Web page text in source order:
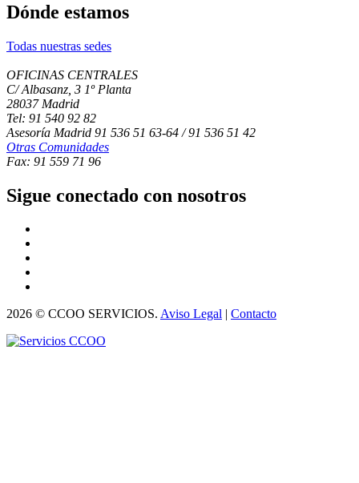
Dónde estamos
Todas nuestras sedes
OFICINAS CENTRALES
C/ Albasanz, 3 1º Planta
28037 Madrid
Tel: 91 540 92 82
Asesoría Madrid 91 536 51 63-64 / 91 536 51 42
Otras Comunidades
Fax: 91 559 71 96
Sigue conectado con nosotros
2026 © CCOO SERVICIOS. Aviso Legal | Contacto